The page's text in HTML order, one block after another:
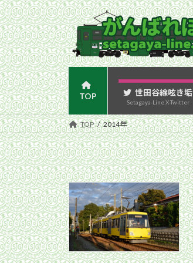
コ
ン
テ
ン
ツ
へ
ス
キ
ッ
プ
ナ
ビ
ゲ
ー
シ
ョ
ン
に
移
動
TOP 世田谷線呟き垢
Setagaya-Line X-Twitter
TOP 2014年